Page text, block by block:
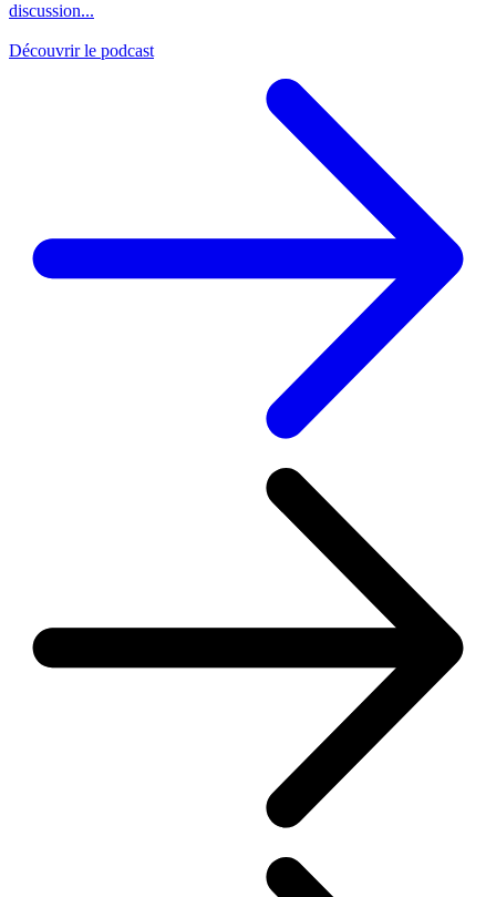
discussion...
Découvrir le podcast